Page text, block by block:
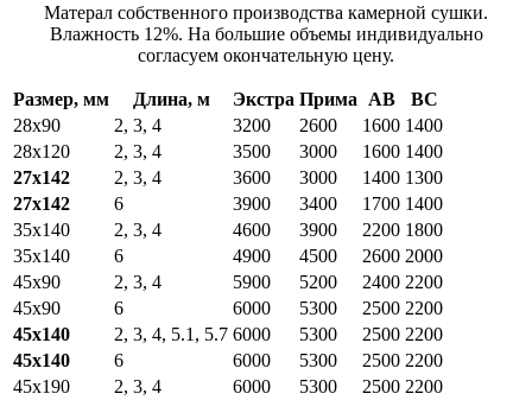
Матерал собственного производства камерной сушки.
Влажность 12%. На большие объемы индивидуально
согласуем окончательную цену.
Размер, мм Длина, м Экстра Прима АВ
ВС
28х90
2, 3, 4 3200 2600 1600 1400
28х120
2, 3, 4 3500 3000 1600 1400
27х142
2, 3, 4 3600 3000 1400 1300
27х142
6 3900 3400 1700 1400
35х140
2, 3, 4 4600 3900 2200 1800
35х140
6 4900 4500 2600 2000
45х90
2, 3, 4 5900 5200 2400 2200
45х90
6 6000 5300 2500 2200
45х140
2, 3, 4, 5.1, 5.7 6000 5300 2500 2200
45х140
6 6000 5300 2500 2200
45х190
2, 3, 4 6000 5300 2500 2200